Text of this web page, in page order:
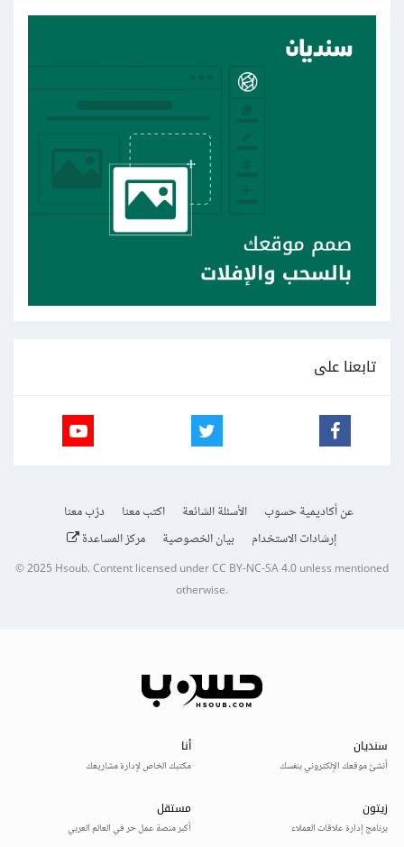
تابعنا على
عن أكاديمية حسوب الأسئلة الشائعة اكتب معنا
درّب معنا
إرشادات الاستخدام
بيان الخصوصية مركز المساعدة
© 2025Hsoub.Content licensed underCC BY-NC-SA 4.0unless mentioned
otherwise.